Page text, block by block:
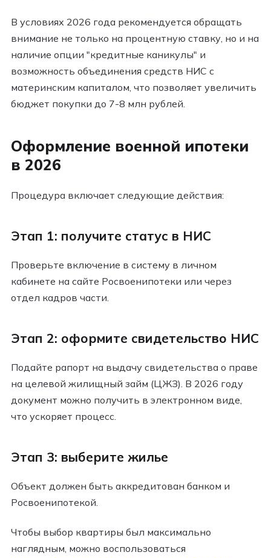
В условиях 2026 года рекомендуется обращать
внимание не только на процентную ставку, но и на
наличие опции "кредитные каникулы" и
возможность объединения средств НИС с
материнским капиталом, что позволяет увеличить
бюджет покупки до 7-8 млн рублей.
Оформление военной ипотеки
в 2026
Процедура включает следующие действия:
Этап 1: получите статус в НИС
Проверьте включение в систему в личном
кабинете на сайте Росвоенипотеки или через
отдел кадров части.
Этап 2: оформите свидетельство НИС
Подайте рапорт на выдачу свидетельства о праве
на целевой жилищный займ (ЦЖЗ). В 2026 году
документ можно получить в электронном виде,
что ускоряет процесс.
Этап 3: выберите жилье
Объект должен быть аккредитован банком и
Росвоенипотекой.
Чтобы выбор квартиры был максимально
наглядным, можно воспользоваться